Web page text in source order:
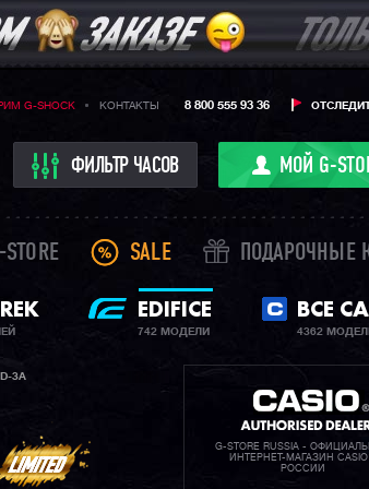
G-SHOCK КОНТАКТЫ 8 800 555 93 36
ФИЛЬТР ЧАСОВ МОЙ G-
SALE ПОДАРОЧНЫЕ
EDIFICE
742 МОДЕЛИ
ВСЕ
4362
3A
G-STORE RUSSIA -
ИНТЕРНЕТ-МАГАЗИН CASIO
РОССИИ